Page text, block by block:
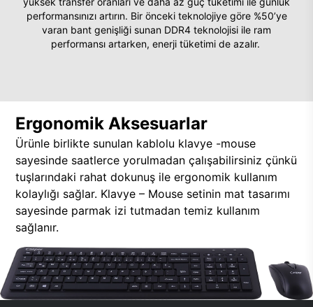
performansınızı artırın. Bir önceki teknolojiye göre %50’ye
varan bant genişliği sunan DDR4 teknolojisi ile ram
performansı artarken, enerji tüketimi de azalır.
Ergonomik Aksesuarlar
Ürünle birlikte sunulan kablolu klavye -mouse
sayesinde saatlerce yorulmadan çalışabilirsiniz çünkü
tuşlarındaki rahat dokunuş ile ergonomik kullanım
kolaylığı sağlar. Klavye – Mouse setinin mat tasarımı
sayesinde parmak izi tutmadan temiz kullanım
sağlanır.